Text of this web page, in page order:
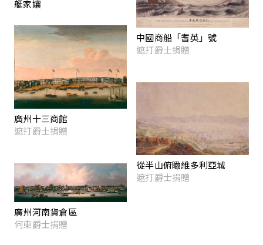
艇家孃
中國商船「耆英」號
遮打爵士捐贈
廣州十三商館
遮打爵士捐贈
從半山俯瞰維多利亞城
遮打爵士捐贈
廣州河南貨倉區
何東爵士捐贈